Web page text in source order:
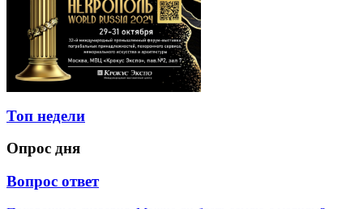
Топ недели
Опрос дня
Вопрос ответ